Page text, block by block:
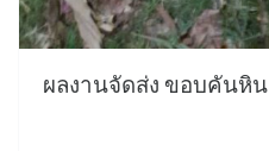
ผลงานจัดส่ง ขอบคันหิน